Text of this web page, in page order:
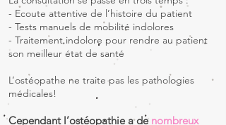
- Ecoute attentive de l’histoire du patient
- Tests manuels de mobilité indolores
- Traitement indolore pour rendre au patient
son meilleur état de santé
L’ostéopathe ne traite pas les pathologies
médicales!
Cependant l’ostéopathie a denombreux